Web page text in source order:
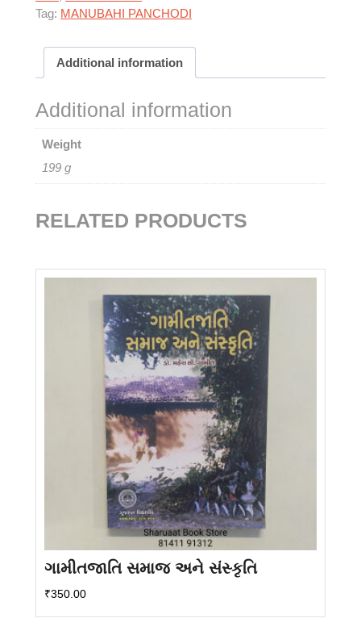
Tag: MANUBAHI PANCHODI
Additional information
Additional information
Weight
199 g
RELATED PRODUCTS
ગામીતજાતિ સમાજ અને સંસ્કૃતિ
₹350.00